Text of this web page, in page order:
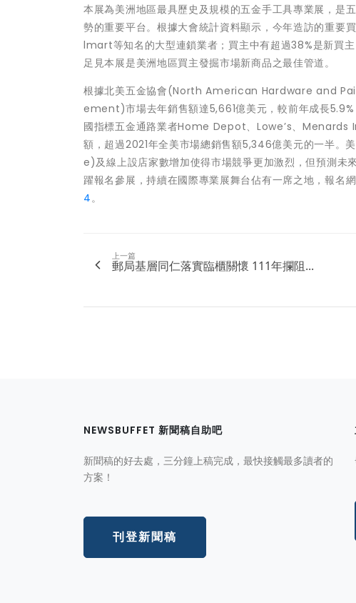
本展為美洲地區最具歷史及規模的五金手工具專業展，是
勢的重要平台。根據大會統計資料顯示，今年造訪的
lmart等知名的大型連鎖業者；買主中有超過38%是新買
足見本展是美洲地區買主發掘市場新商品之最佳管道。
根據北美五金協會(North American Hardware and
ement)市場去年銷售額達5,661億美元，較前年成長
國指標五金通路業者Home Depot、Lowe’s、
額，超過2021年全美市場總銷售額5,346億美元的一半
e)及線上設店家數增加使得市場競爭更加激烈，但預測未
躍報名參展，持續在國際專業展舞台佔有一席之地，報名網
4。
上一篇
郵局基層同仁落實臨櫃關懷 111年攔阻...
NEWSBUFFET 新聞稿自助吧
新聞稿的好去處，三分鐘上稿完成，最快接觸最多讀者的
方案！
刊登新聞稿